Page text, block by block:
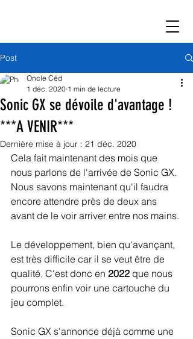
Post
Sonic GX se dévoile d'avantage !
***A VENIR***
Oncle Céd
1 déc. 2020 1 min de lecture
Dernière mise à jour : 21 déc. 2020
Cela fait maintenant des mois que
nous parlons de l'arrivée de Sonic GX.
Nous savons maintenant qu'il faudra
encore attendre près de deux ans
avant de le voir arriver entre nos mains.
Le développement, bien qu'avançant,
est très difficile car il se veut être de
qualité. C'est donc en 2022 que nous
pourrons enfin voir une cartouche du
jeu complet.
Sonic GX s'annonce déjà comme une